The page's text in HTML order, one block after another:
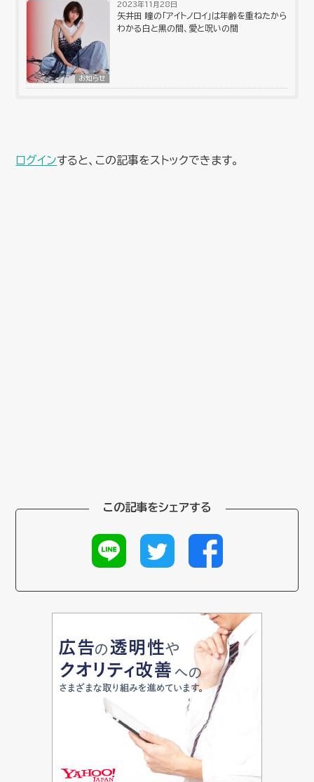
お知らせ
2023年11月28日
矢井田 瞳の「アイトノロイ」は年齢を重ねたから
わかる白と黒の間、愛と呪いの間
ログインすると、この記事をストックできます。
この記事をシェアする